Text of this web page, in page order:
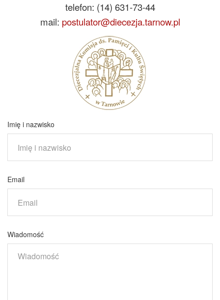
telefon: (14) 631-73-44
mail: postulator@diecezja.tarnow.pl
Imię i nazwisko
Email
Wiadomość